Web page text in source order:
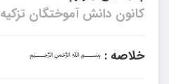
کانون دانش آموختگان تزکیه
خلاصه : ﷽